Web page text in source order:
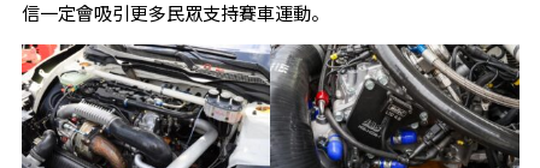
信一定會吸引更多民眾支持賽車運動。